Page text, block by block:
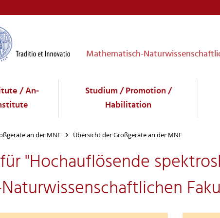
Mathematisch-
/ An-
Studium / Promotion /
Habilitation
an der MNF Übersicht der Großgeräte an der MNF
"Hochauflösende